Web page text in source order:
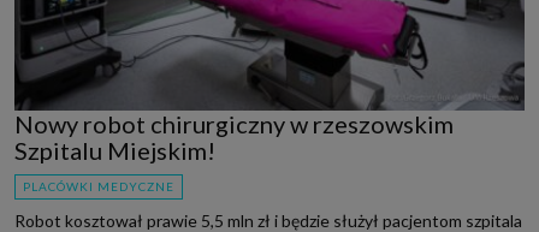
Nowy robot chirurgiczny w rzeszowskim
Szpitalu Miejskim!
PLACÓWKI MEDYCZNE
Robot kosztował prawie 5,5 mln zł i będzie służył pacjentom szpitala